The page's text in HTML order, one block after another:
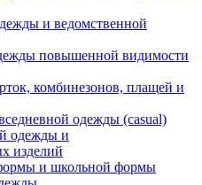
и ведомственной
повышенной видимости
комбинезонов, плащей и
одежды (casual)
одежды и
изделий
и школьной формы